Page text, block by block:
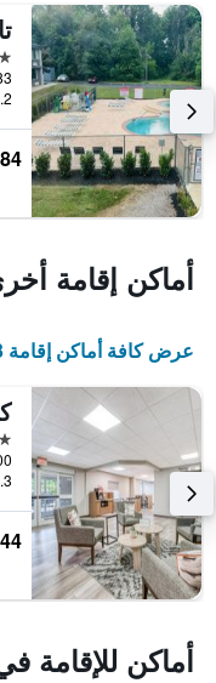
1
محور
Y
الذي
يعرض
متوسط
سعر
غرفة
2 نجمتين
2.2
أماكن إقامة
عرض كافة أماكن إقامة 13
2 نجمتين
2.3
أماكن للإقامة